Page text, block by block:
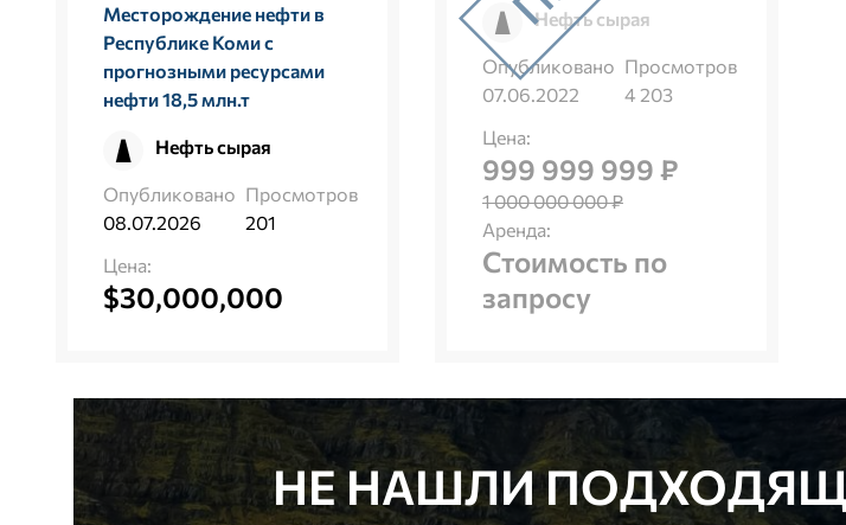
Месторождение нефти в
Республике Коми с
прогнозными ресурсами
нефти 18,5 млн.т
Нефть сырая
Опубликовано
08.07.2026
Просмотров
201
Цена:
$30,000,000
Нефть сырая
Опубликовано
07.06.2022
Просмотров
4 203
Цена:
999 999 999 ₽
1 000 000 000 ₽
Аренда:
Стоимость по
запросу
НЕ НАШЛИ